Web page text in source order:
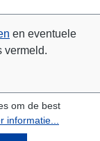
en eventuele
vermeld.
om de best
informatie...